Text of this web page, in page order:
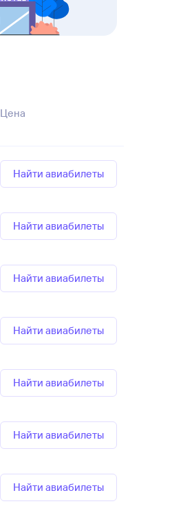
Цена
Найти авиабилеты
Найти авиабилеты
Найти авиабилеты
Найти авиабилеты
Найти авиабилеты
Найти авиабилеты
Найти авиабилеты